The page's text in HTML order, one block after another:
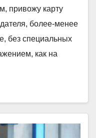
привожу карту
более-менее
без специальных
как на